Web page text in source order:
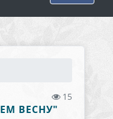
15
ВЕСНУ"